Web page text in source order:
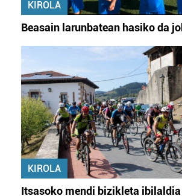
KIROLA
Beasain larunbatean hasiko da
KIROLA
Itsasoko mendi bizikleta